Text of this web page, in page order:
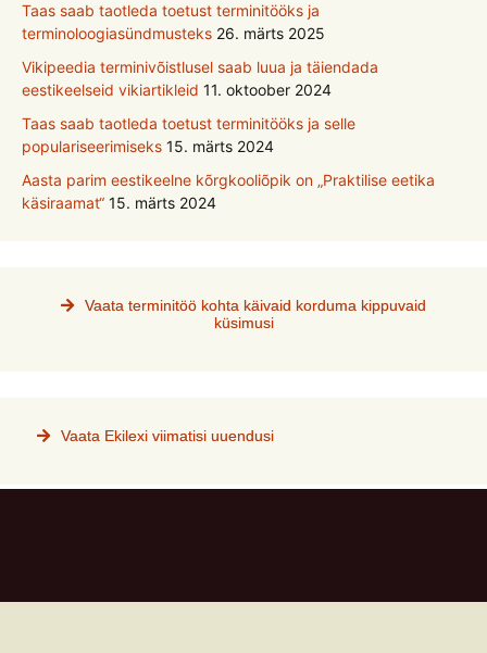
Taas saab taotleda toetust terminitööks ja
terminoloogiasündmusteks 26. märts 2025
Vikipeedia terminivõistlusel saab luua ja täiendada
eestikeelseid vikiartikleid 11. oktoober 2024
Taas saab taotleda toetust terminitööks ja selle
populariseerimiseks 15. märts 2024
Aasta parim eestikeelne kõrgkooliõpik on „Praktilise eetika
käsiraamat“ 15. märts 2024
Vaata terminitöö kohta käivaid korduma kippuvaid
küsimusi
Vaata Ekilexi viimatisi uuendusi